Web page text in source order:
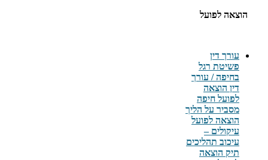
הוצאה לפועל
עורך דין
פשיטת רגל
בחיפה / עורך
דין הוצאה
לפועל חיפה
מסביר על הליך
הוצאה לפועל
עיקולים –
עיכוב תהליכים
תיק הוצאה